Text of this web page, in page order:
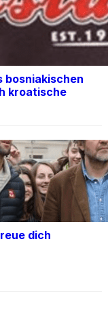
bosniakischen
kroatische
dich